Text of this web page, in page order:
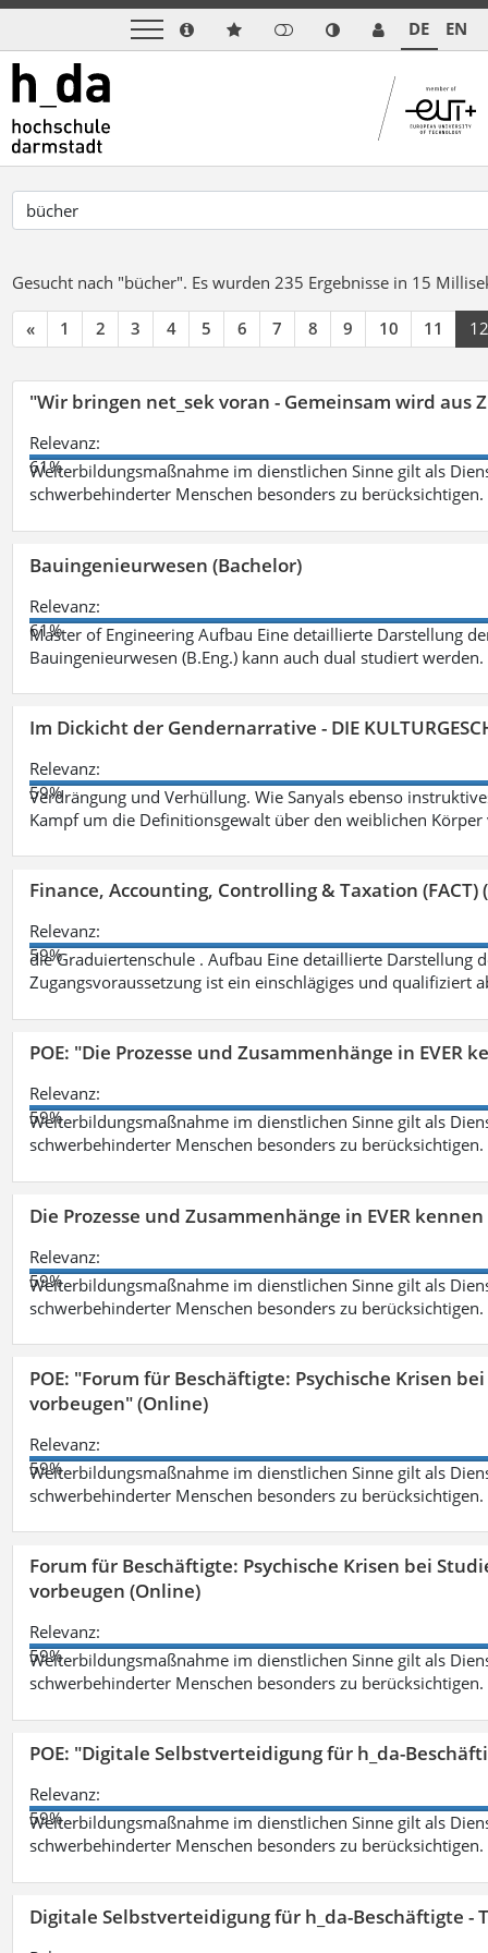
DE EN
Gesucht nach "bücher". Es wurden 235 Ergebnisse in 15
« 1 2 3 4 5 6 7 8 9 10 11 12
"Wir bringen net_sek voran - Gemeinsam wird aus
Relevanz:
61%
Weiterbildungsmaßnahme im dienstlichen Sinne gilt als
schwerbehinderter Menschen besonders zu berücksichtigen.
Bauingenieurwesen (Bachelor)
Relevanz:
61%
Master of Engineering Aufbau Eine detaillierte Darstellung
Bauingenieurwesen (B.Eng.) kann auch dual studiert
Im Dickicht der Gendernarrative - DIE
Relevanz:
59%
Verdrängung und Verhüllung. Wie Sanyals ebenso
Kampf um die Definitionsgewalt über den weiblichen
Finance, Accounting, Controlling & Taxation (FACT)
Relevanz:
59%
die Graduiertenschule . Aufbau Eine detaillierte Darstellung
Zugangsvoraussetzung ist ein einschlägiges und qualifiziert
POE: "Die Prozesse und Zusammenhänge in EVER
Relevanz:
59%
Weiterbildungsmaßnahme im dienstlichen Sinne gilt als
schwerbehinderter Menschen besonders zu berücksichtigen.
Die Prozesse und Zusammenhänge in EVER
Relevanz:
59%
Weiterbildungsmaßnahme im dienstlichen Sinne gilt als
schwerbehinderter Menschen besonders zu berücksichtigen.
POE: "Forum für Beschäftigte: Psychische Krisen
vorbeugen" (Online)
Relevanz:
59%
Weiterbildungsmaßnahme im dienstlichen Sinne gilt als
schwerbehinderter Menschen besonders zu berücksichtigen.
Forum für Beschäftigte: Psychische Krisen bei
vorbeugen (Online)
Relevanz:
59%
Weiterbildungsmaßnahme im dienstlichen Sinne gilt als
schwerbehinderter Menschen besonders zu berücksichtigen.
POE: "Digitale Selbstverteidigung für h_da-
Relevanz:
59%
Weiterbildungsmaßnahme im dienstlichen Sinne gilt als
schwerbehinderter Menschen besonders zu berücksichtigen.
Digitale Selbstverteidigung für h_da-Beschäftigte -